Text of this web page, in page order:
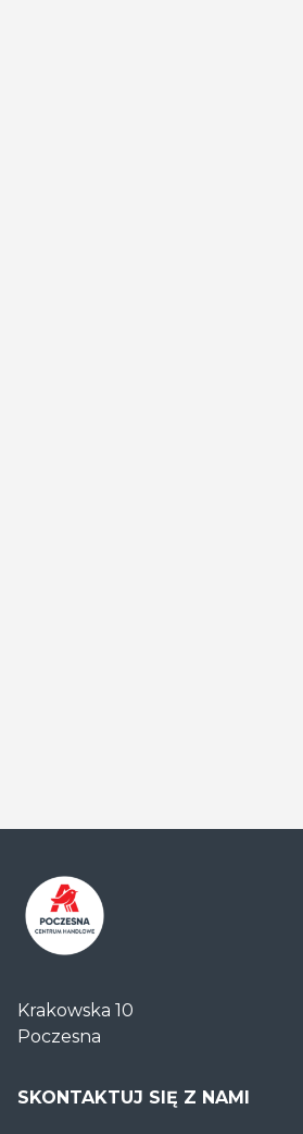
Handlowe
Auchan
Krakowska 10
Poczesna
SKONTAKTUJ SIĘ Z NAMI